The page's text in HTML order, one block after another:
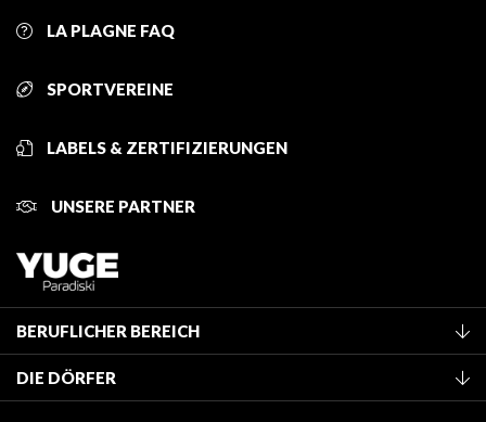
LA PLAGNE FAQ
SPORTVEREINE
LABELS & ZERTIFIZIERUNGEN
UNSERE PARTNER
BERUFLICHER BEREICH
Mitglied des Fremdenverkehrsamtes werden
Klassifizierung von Möbeln
DIE DÖRFER